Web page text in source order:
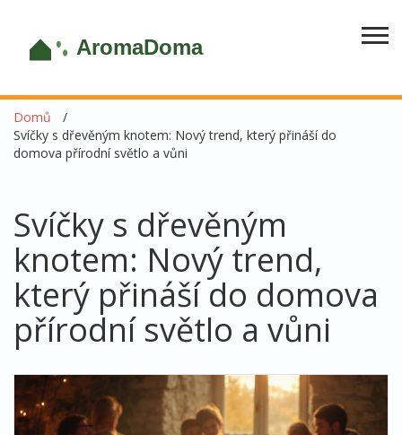
Domů
Svíčky s dřevěným knotem: Nový trend, který přináší do
domova přírodní světlo a vůni
Svíčky s dřevěným
knotem: Nový trend,
který přináší do domova
přírodní světlo a vůni